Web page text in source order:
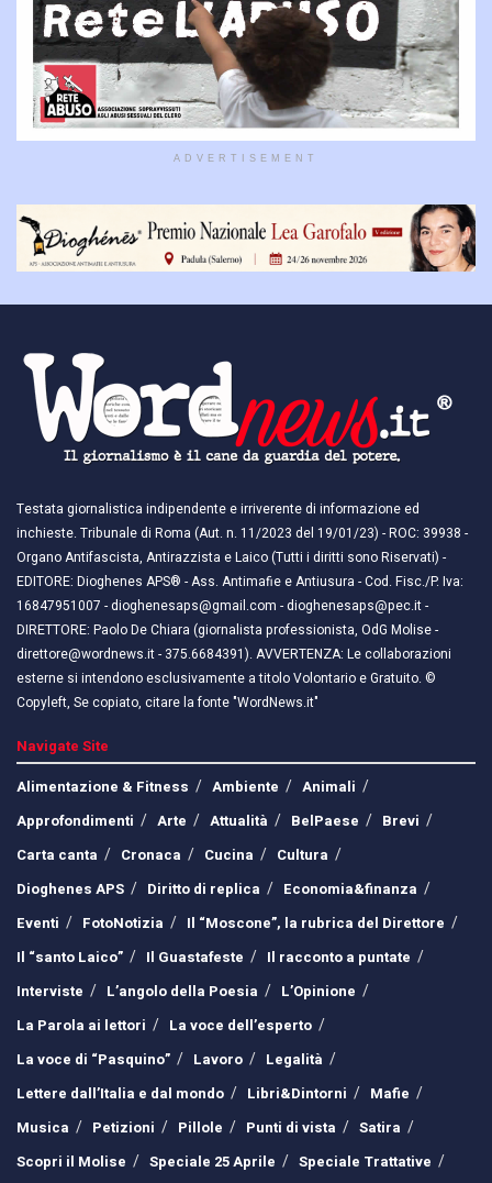
ADVERTISEMENT
Testata giornalistica indipendente e irriverente di informazione ed
inchieste. Tribunale di Roma (Aut. n. 11/2023 del 19/01/23) - ROC: 39938 -
Organo Antifascista, Antirazzista e Laico (Tutti i diritti sono Riservati) -
EDITORE: Dioghenes APS® - Ass. Antimafie e Antiusura - Cod. Fisc./P. Iva:
16847951007 - dioghenesaps@gmail.com - dioghenesaps@pec.it - ​​
DIRETTORE: Paolo De Chiara (giornalista professionista, OdG Molise -
direttore@wordnews.it - ​​375.6684391). AVVERTENZA: Le collaborazioni
esterne si intendono esclusivamente a titolo Volontario e Gratuito. ©
Copyleft, Se copiato, citare la fonte "WordNews.it"
Navigate Site
Alimentazione & Fitness
Ambiente
Animali
Approfondimenti
Arte Attualità BelPaese
Brevi
Carta canta
Cronaca Cucina
Cultura
Dioghenes APS
Diritto di replica
Economia&finanza
Eventi
FotoNotizia
Il “Moscone”, la rubrica del Direttore
Il “santo Laico”
Il Guastafeste
Il racconto a puntate
Interviste
L’angolo della Poesia
L’Opinione
La Parola ai lettori
La voce dell’esperto
La voce di “Pasquino”
Lavoro
Legalità
Lettere dall’Italia e dal mondo
Libri&Dintorni
Mafie
Musica
Petizioni Pillole Punti di vista
Satira
Scopri il Molise
Speciale 25 Aprile Speciale Trattative